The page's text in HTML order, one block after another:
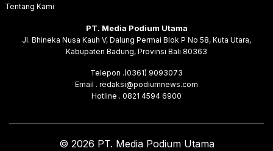
Tentang Kami
PT. Media Podium Utama
Jl. Bhineka Nusa Kauh V, Dalung Permai Blok P No 58, Kuta Utara,
Kabupaten Badung, Provinsi Bali 80363
Telepon .(0361) 9093073
Email . redaksi@podiumnews.com
Hotline . 0821 4594 6900
© 2026 PT. Media Podium Utama